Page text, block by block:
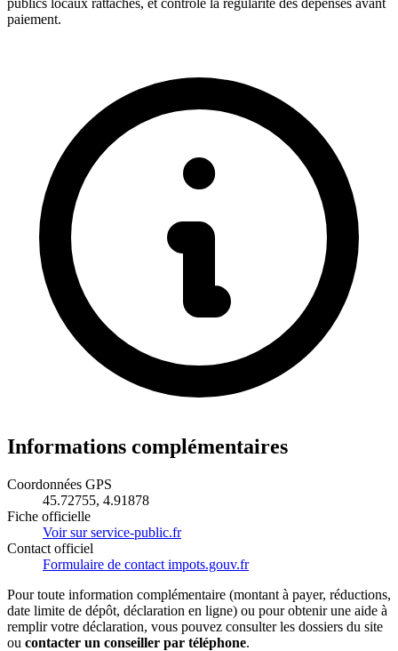
publics locaux rattachés, et contrôle la régularité des dépenses avant
paiement.
Informations complémentaires
Coordonnées GPS
45.72755, 4.91878
Fiche officielle
Voir sur service-public.fr
Contact officiel
Formulaire de contact impots.gouv.fr
Pour toute information complémentaire (montant à payer, réductions,
date limite de dépôt, déclaration en ligne) ou pour obtenir une aide à
remplir votre déclaration, vous pouvez consulter les dossiers du site
ou contacter un conseiller par téléphone.